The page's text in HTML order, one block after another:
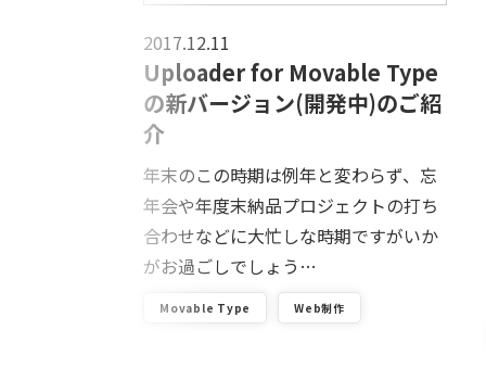
Uploader for Movable Type
の新バージョン(開発中)のご紹
介
2017.12.11
年末のこの時期は例年と変わらず、忘
年会や年度末納品プロジェクトの打ち
合わせなどに大忙しな時期ですがいか
がお過ごしでしょう…
Movable Type Web制作